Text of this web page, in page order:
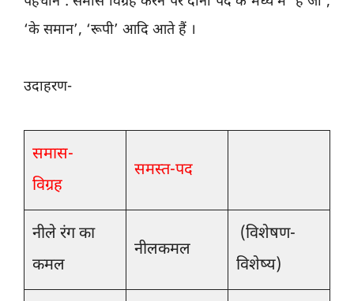
‘के समान’, ‘रूपी’ आदि आते हैं ।
उदाहरण-
समास-
विग्रह
समस्त-पद
नीले रंग का
कमल
नीलकमल
(विशेषण-
विशेष्य)